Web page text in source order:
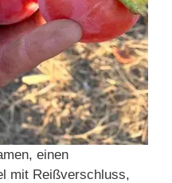
einen
mit Reißverschluss,